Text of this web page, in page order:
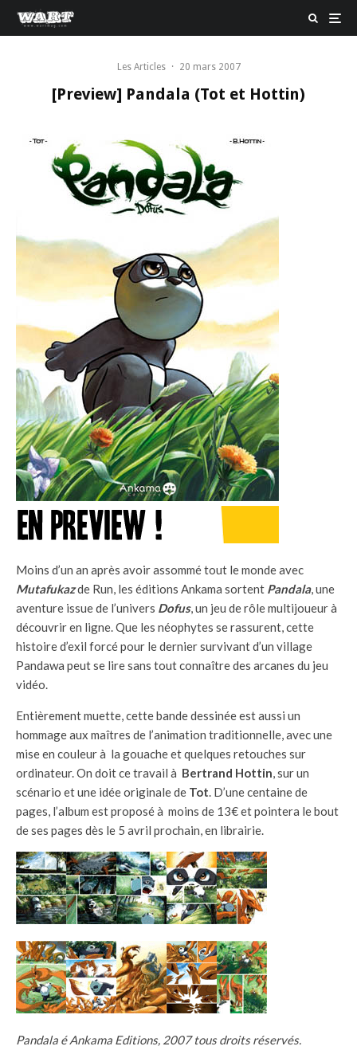
Les Articles · 20 mars 2007
[Preview] Pandala (Tot et Hottin)
Moins d’un an après avoir assommé tout le monde avec
Mutafukazde Run, les éditions Ankama sortent Pandala, une
aventure issue de l’univers Dofus, un jeu de rôle multijoueur à
découvrir en ligne. Que les néophytes se rassurent, cette
histoire d’exil forcé pour le dernier survivant d’un village
Pandawa peut se lire sans tout connaître des arcanes du jeu
vidéo.
Entièrement muette, cette bande dessinée est aussi un
hommage aux maîtres de l’animation traditionnelle, avec une
mise en couleur à la gouache et quelques retouches sur
ordinateur. On doit ce travail à Bertrand Hottin, sur un
scénario et une idée originale de Tot. D’une centaine de
pages, l’album est proposé à moins de 13€ et pointera le bout
de ses pages dès le 5 avril prochain, en librairie.
Pandala é Ankama Editions, 2007 tous droits réservés.